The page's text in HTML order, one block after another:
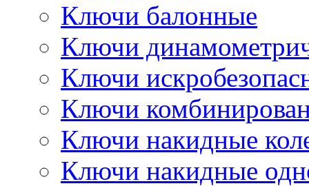
Ключи балонные
Ключи
Ключи
Ключи
Ключи накидные
Ключи накидные